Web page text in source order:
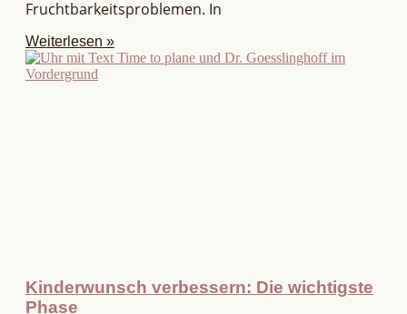
Fruchtbarkeitsproblemen. In
Weiterlesen »
Kinderwunsch verbessern: Die wichtigste
Phase